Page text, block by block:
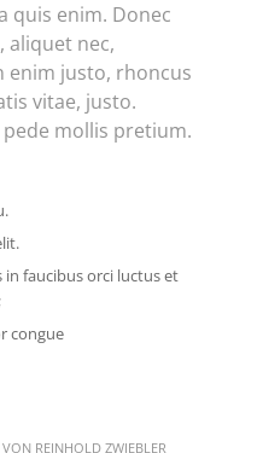
quis enim. Donec
aliquet nec,
enim justo, rhoncus
vitae, justo.
mollis pretium.
faucibus orci luctus et
congue
VON REINHOLD ZWIEBLER